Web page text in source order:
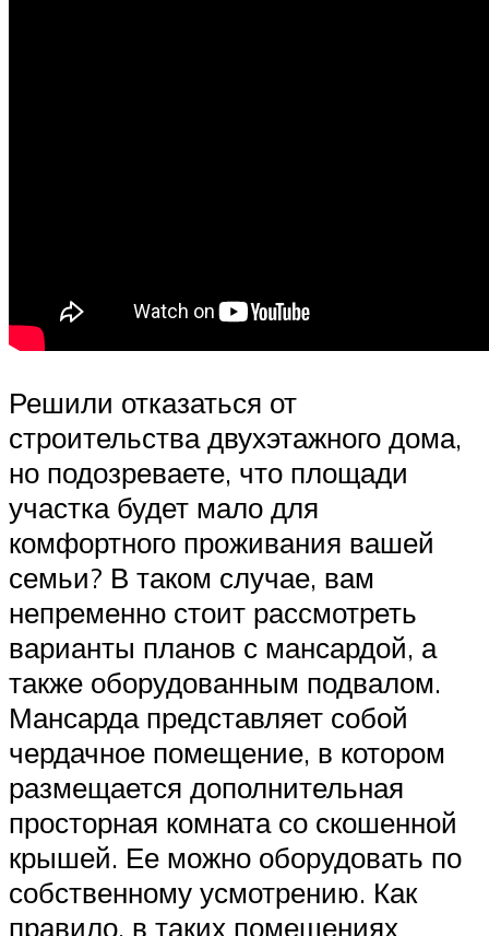
Решили отказаться от
строительства двухэтажного дома,
но подозреваете, что площади
участка будет мало для
комфортного проживания вашей
семьи? В таком случае, вам
непременно стоит рассмотреть
варианты планов с мансардой, а
также оборудованным подвалом.
Мансарда представляет собой
чердачное помещение, в котором
размещается дополнительная
просторная комната со скошенной
крышей. Ее можно оборудовать по
собственному усмотрению. Как
правило, в таких помещениях